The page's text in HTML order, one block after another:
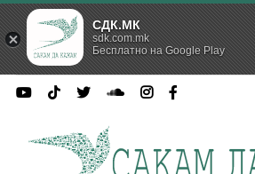
СДК.МК
sdk.com.mk
Бесплатно на Google Play